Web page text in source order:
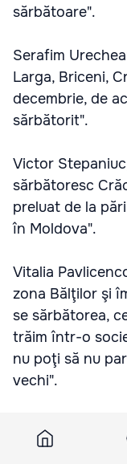
sărbătoare".
Serafim
Larga, Briceni,
decembrie, de
sărbătorit".
Victor
sărbătoresc
preluat de la
în Moldova".
Vitalia
zona Bălţilor şi
se sărbătorea,
trăim într-o
nu poţi să nu
vechi".
sărbătoresc